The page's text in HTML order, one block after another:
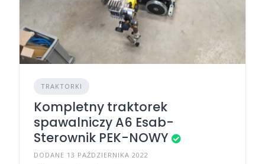
TRAKTORKI
Kompletny traktorek
spawalniczy A6 Esab-
Sterownik PEK-NOWY
DODANE 13 PAŹDZIERNIKA 2022